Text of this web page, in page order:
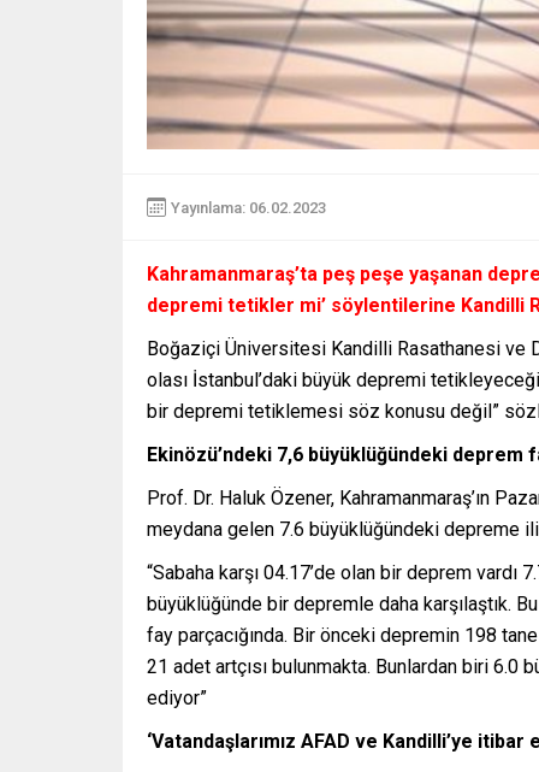
Yayınlama: 06.02.2023
Kahramanmaraş’ta peş peşe yaşanan
depremi tetikler mi’ söylentilerine Kandilli
Boğaziçi Üniversitesi Kandilli Rasathanesi ve
olası İstanbul’daki büyük depremi
bir depremi tetiklemesi söz konusu değil”
Ekinözü’ndeki 7,6 büyüklüğündeki deprem
Prof. Dr. Haluk Özener, Kahramanmaraş’ın
meydana gelen 7.6 büyüklüğündeki depreme
“Sabaha karşı 04.17’de olan bir deprem vardı
büyüklüğünde bir depremle daha karşılaştık.
fay parçacığında. Bir önceki depremin 198
21 adet artçısı bulunmakta. Bunlardan biri 6.0
ediyor”
‘Vatandaşlarımız AFAD ve Kandilli’ye itibar